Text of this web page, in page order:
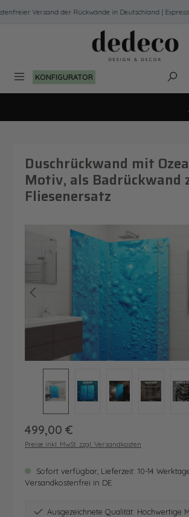
Zum Hauptinhalt springen
Versand der Rückwände in Deutschland |
KONFIGURATOR
Duschrückwand mit
Motiv, als Badrückwand
Fliesenersatz
Bildergalerie überspringen
Regulärer Preis:
499,00 €
Preise inkl. MwSt. zzgl. Versandkosten
Sofort verfügbar, Lieferzeit: 10-14
Versandkostenfrei in DE
Ausgezeichnete Qualität: Hochwertige